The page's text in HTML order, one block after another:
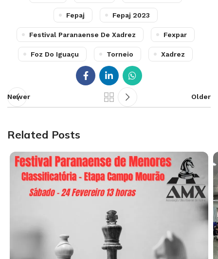
Fepaj Fepaj 2023
Festival Paranaense De Xadrez Fexpar
Foz Do Iguaçu Torneio Xadrez
Newer Older
Related Posts